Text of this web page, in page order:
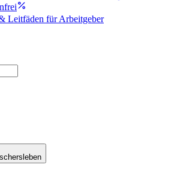
Leitfäden für Arbeitgeber